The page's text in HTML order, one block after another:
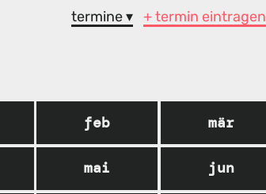
termine ▾ + termin eintragen
feb mär
mai jun